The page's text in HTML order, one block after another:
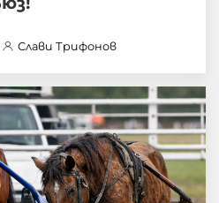
Слави Трифонов